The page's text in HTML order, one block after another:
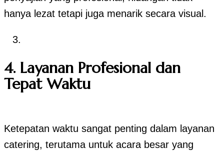
hanya lezat tetapi juga menarik secara visual.
4. Layanan Profesional dan
Tepat Waktu
Ketepatan waktu sangat penting dalam layanan
catering, terutama untuk acara besar yang